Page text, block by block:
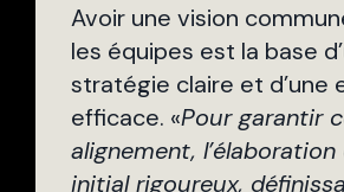
Avoir une vision
les équipes est la base
stratégie claire et d’une
efficace. «Pour garantir
alignement, l’élaboration
initial rigoureux,